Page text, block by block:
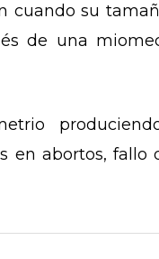
cuando su
de una
en abortos, fallo